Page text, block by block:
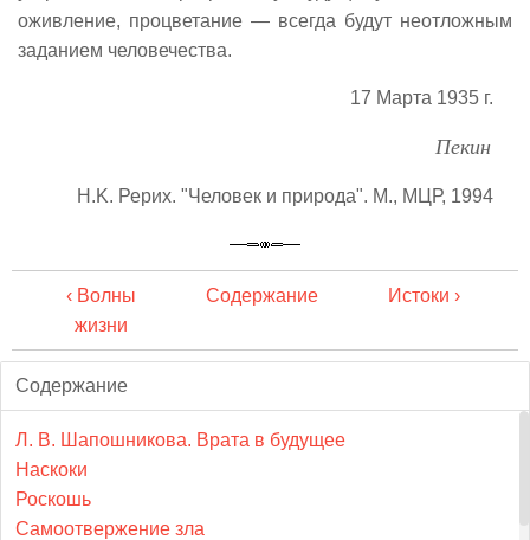
оживление, процветание — всегда будут неотложным
заданием человечества.
17 Марта 1935 г.
Пекин
Н.K. Рерих. "Человек и природа". М., МЦР, 1994
‹ Волны
жизни
Содержание Истоки ›
Содержание
Л. В. Шапошникова. Врата в будущее
Наскоки
Роскошь
Самоотвержение зла